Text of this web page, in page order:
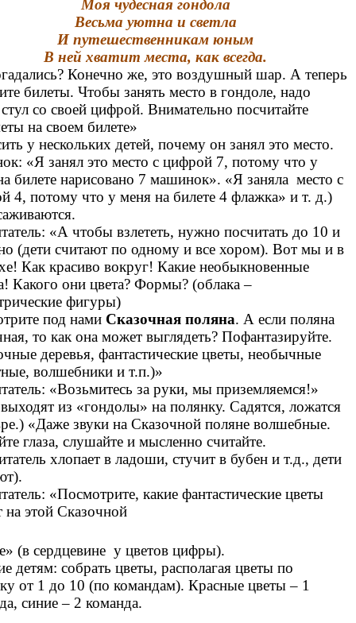
Моя чудесная гондола
Весьма уютна и светла
И путешественникам юным
В ней хватит места, как всегда.
Конечно же, это воздушный шар. А теперь
билеты. Чтобы занять место в гондоле, надо
со своей цифрой. Внимательно посчитайте
на своем билете»
у нескольких детей, почему он занял это место.
«Я занял это место с цифрой 7, потому что у
билете нарисовано 7 машинок». «Я заняла место с
4, потому что у меня на билете 4 флажка» и т. д.)
«А чтобы взлететь, нужно посчитать до 10 и
(дети считают по одному и все хором). Вот мы и в
Как красиво вокруг! Какие необыкновенные
Какого они цвета? Формы? (облака –
фигуры)
под нами Сказочная поляна. А если поляна
то как она может выглядеть? Пофантазируйте.
деревья, фантастические цветы, необычные
волшебники и т.п.)»
«Возьмитесь за руки, мы приземляемся!»
из «гондолы» на полянку. Садятся, ложатся
«Даже звуки на Сказочной поляне волшебные.
глаза, слушайте и мысленно считайте.
хлопает в ладоши, стучит в бубен и т.д., дети
«Посмотрите, какие фантастические цветы
на этой Сказочной
(в сердцевине у цветов цифры).
детям: собрать цветы, располагая цветы по
от 1 до 10 (по командам). Красные цветы – 1
синие – 2 команда.